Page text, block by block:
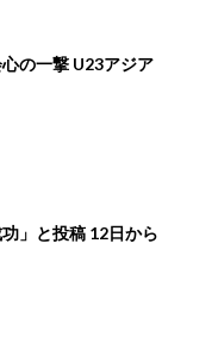
の一撃 U23アジア
」と投稿 12日から